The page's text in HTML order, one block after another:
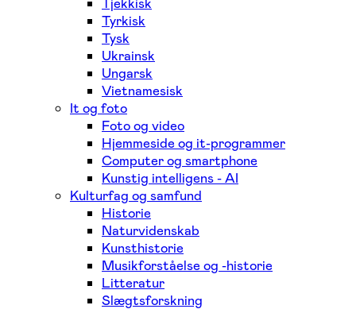
Tyrkisk
Tysk
Ukrainsk
Ungarsk
Vietnamesisk
It og foto
Foto og video
Hjemmeside og it-programmer
Computer og smartphone
Kunstig intelligens - AI
Kulturfag og samfund
Historie
Naturvidenskab
Kunsthistorie
Musikforståelse og -historie
Litteratur
Slægtsforskning